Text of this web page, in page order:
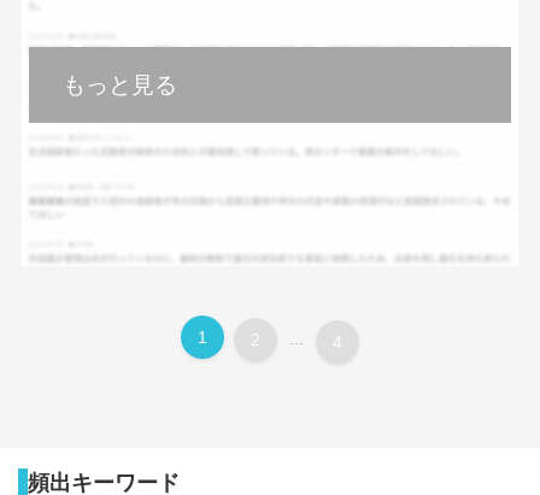
もっと見る
1 2 ... 4
頻出キーワード